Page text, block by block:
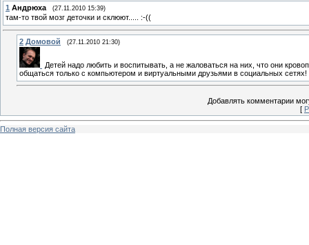
1 Андрюха (27.11.2010 15:39)
там-то твой мозг деточки и склюют..... :-((
2 Домовой (27.11.2010 21:30)
Детей надо любить и воспитывать, а не жаловаться на них, что они
общаться только с компьютером и виртуальными друзьями в социальных сетях!
Добавлять комментарии
[
Полная версия сайта